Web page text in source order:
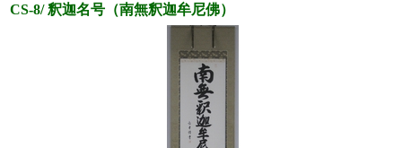
CS-8/ 釈迦名号（南無釈迦牟尼佛）